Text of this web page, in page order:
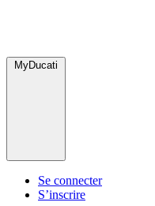
MyDucati
Se connecter
S’inscrire